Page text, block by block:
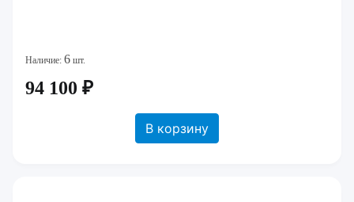
Наличие: 6 шт.
94 100 ₽
В корзину